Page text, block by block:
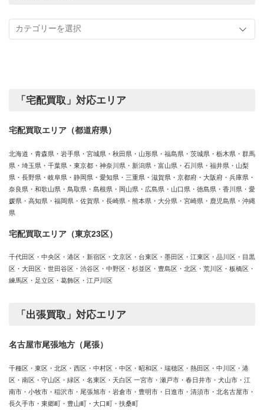
績
カ
「宅配買取」対応エリア
宅配買取エリア（都道府県）
北海道・青森県・岩手県・宮城県・秋田県・山形県・福島県・茨城県・栃木県・群馬
県・埼玉県・千葉県・東京都・神奈川県・新潟県・富山県・石川県・福井県・山梨
県・長野県・岐阜県・静岡県・愛知県・三重県・滋賀県・京都府・大阪府・兵庫県・
奈良県・和歌山県・鳥取県・島根県・岡山県・広島県・山口県・徳島県・香川県・愛
媛県・高知県・福岡県・佐賀県・長崎県・熊本県・大分県・宮崎県・鹿児島県・沖縄
県
宅配買取エリア（東京23区）
千代田区・中央区・港区・新宿区・文京区・台東区・墨田区・江東区・品川区・目黒
区・大田区・世田谷区・渋谷区・中野区・杉並区・豊島区・北区・荒川区・板橋区・
練馬区・足立区・葛飾区・江戸川区
「出張買取」対応エリア
名古屋市尾張地方（尾張）
千種区・東区・北区・西区・中村区・中区・昭和区・瑞穂区・熱田区・中川区・港
区・南区・守山区・緑区・名東区・天白区 一宮市・瀬戸市・春日井市・犬山市・江
南市・小牧市・稲沢市・尾張旭市・岩倉市・豊明市・日進市・清須市・北名古屋市・
長久手市・東郷町・豊山町・大口町・扶桑町